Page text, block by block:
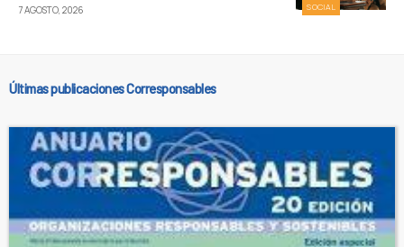
SOCIAL
7 AGOSTO, 2026
Últimas publicaciones Corresponsables